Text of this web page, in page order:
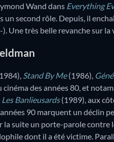
Wand dans Everything
un second rôle. Depuis, il
Une très belle revanche sur la
Stand By Me(1986),
cinéma des années 80, et
Les Banlieusards (1989), aux
années 90 marquent un déclin
la suite un porte-parole contre
dont il a été victime.